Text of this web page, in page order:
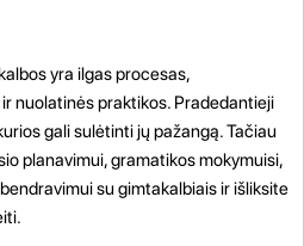
yra ilgas procesas,
nuolatinės praktikos. Pradedantieji
gali sulėtinti jų pažangą. Tačiau
planavimui, gramatikos mokymuisi,
su gimtakalbiais ir išliksite